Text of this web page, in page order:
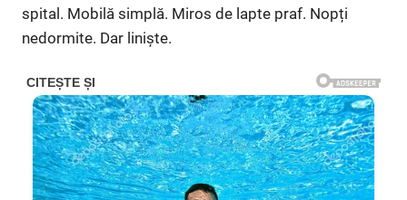
spital. Mobilă simplă. Miros de lapte praf. Nopți
nedormite. Dar liniște.